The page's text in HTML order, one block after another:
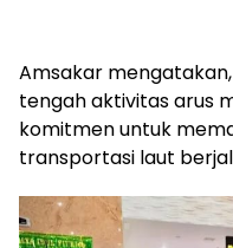
Amsakar
tengah aktivitas arus
komitmen untuk
transportasi laut